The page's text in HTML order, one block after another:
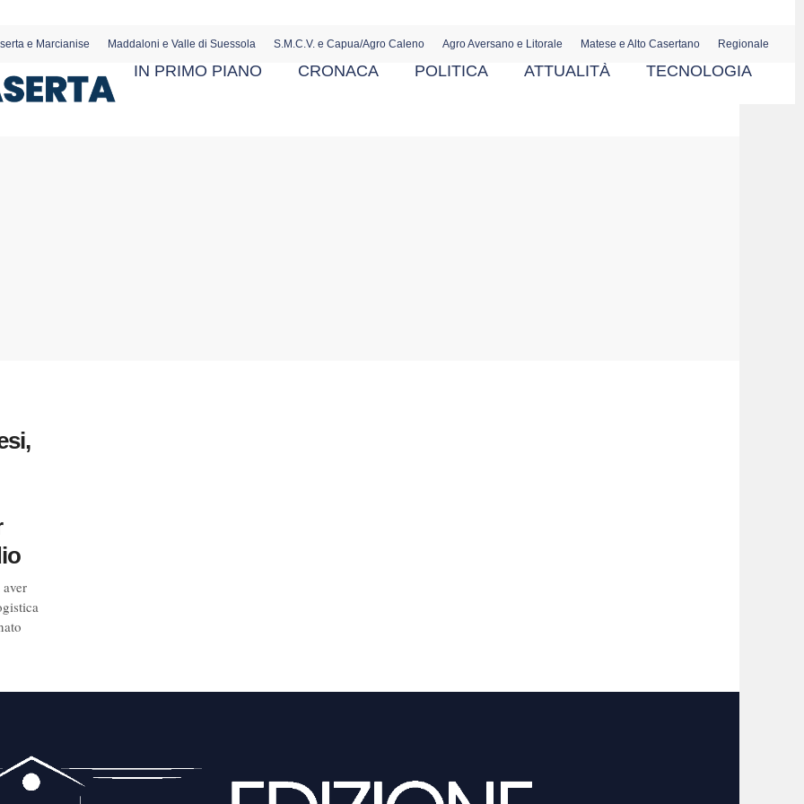
e Marcianise Maddaloni e Valle di Suessola S.M.C.V. e Capua/Agro Caleno Agro Aversano e Litorale Matese e Alto Casertano Regionale
IN PRIMO PIANO CRONACA POLITICA ATTUALITÀ TECNOLOGIA